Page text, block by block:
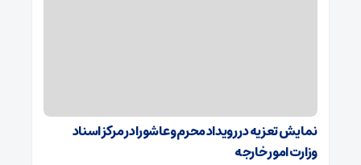
نمایش تعزیه در رویداد محرم و عاشورا در مرکز اسناد
وزارت امور خارجه